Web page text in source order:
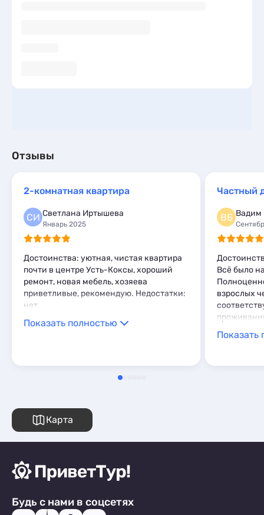
Отзывы
2-комнатная квартира
СИ Светлана Иртышева
Январь 2025
Достоинства: уютная, чистая квартира
почти в центре Усть-Коксы, хороший
ремонт, новая мебель, хозяева
приветливые, рекомендую. Недостатки:
нет
Показать полностью
Частный
ВБ Вадим
Всё было
взрослых
Показать
Карта
Будь с нами в соцсетях